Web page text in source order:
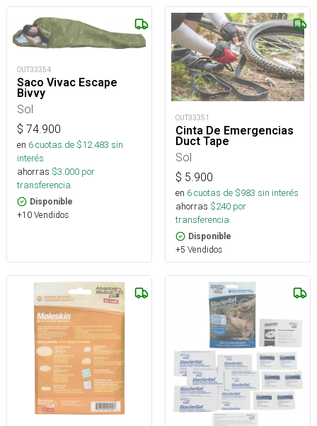
OUT33354
Saco Vivac Escape
Bivvy
Sol
$ 74.900
en 6cuotas de $12.483 sin
interés
ahorras $3.000 por
transferencia.
Disponible
+10 Vendidos
OUT33351
Cinta De Emergencias
Duct Tape
Sol
$ 5.900
en 6cuotas de $983 sin interés
ahorras $240 por
transferencia.
Disponible
+5 Vendidos